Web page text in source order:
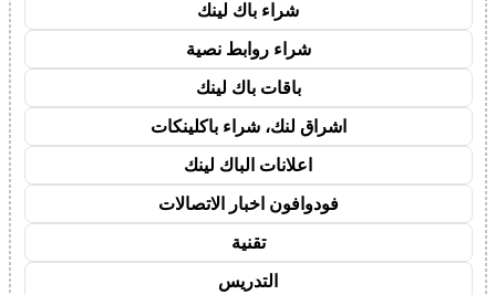
شراء باك لينك
شراء روابط نصية
باقات باك لينك
اشراق لنك، شراء باكلينكات
اعلانات الباك لينك
فودوافون اخبار الاتصالات
تقنية
التدريس